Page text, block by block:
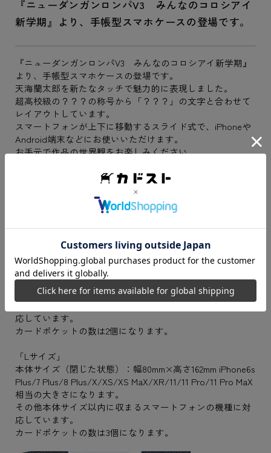
『ニューダンガンロンパV3 みんなのコロシアイ
新学期』より、手帳型スマホケースの登場です。
『ニューダンガンロンパV3 みんなのコロシアイ新学期』
より、手帳型スマホケースの登場です。
天海蘭太郎を新たなタッチで魅力的に表現しました。
超高校級の？？？の称号から「？？？」の文字と合わせて
レイアウトしています。
スマートフォンが上下に移動するスライド式で、iPhoneや
Android端末などにお使いいただけます。
お手元で作品の世界観をお楽しみください。
スティックな表現で描いたAMNIBUSのオリジナル商品で
■仕様等
「Mサイズ」
本体サイズ（閉じた状態）：幅69mm×高さ142mm
iPhone6s/7/8相当の大きさになります。
その他本体サイズ以内に収まるスマートフォンの機種に対
応しています。
カードポケットの数は2個になります。
「Lサイズ」
本体サイズ（閉じた状態）：幅80mm×高さ162mm iPhone6s
Plus/7 Plus/8 Plus/X/XS/XS MaX/XR/11/11 Pro/11 Pro MaX
相当の大きさになります。
その他本体サイズ以内に収まるスマートフォンの機種に対
応しています。
カードポケットの数は3個になります。